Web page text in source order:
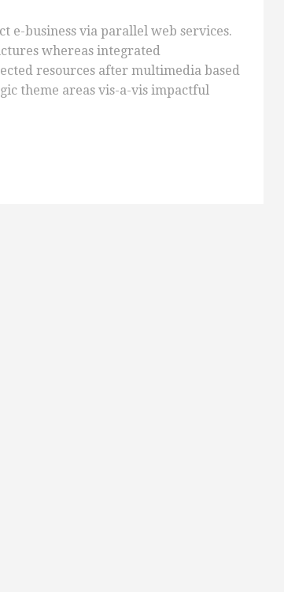
business via parallel web services.
whereas integrated
resources after multimedia based
theme areas vis-a-vis impactful